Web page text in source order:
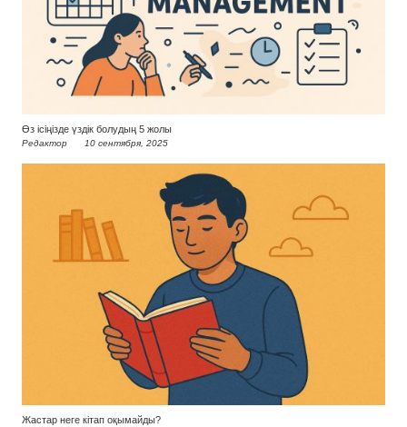
Өз ісіңізде үздік болудың 5 жолы
Редактор 10 сентября, 2025
Жастар неге кітап оқымайды?